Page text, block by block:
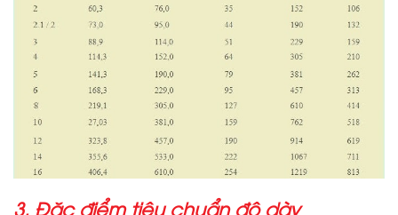
3. Đặc điểm tiêu chuẩn độ dày